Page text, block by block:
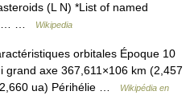
(L N) *List of named
…
Wikipedia
orbitales Époque 10
grand axe 367,611×106 km (2,457
ua) Périhélie …
Wikipédia en